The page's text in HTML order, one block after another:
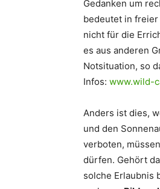
Gedanken um
bedeutet in
nicht für die
es aus anderen
Notsituation, so
Infos: www.wild-
Anders ist dies,
und den
verboten,
dürfen. Gehört
solche Erlaubnis